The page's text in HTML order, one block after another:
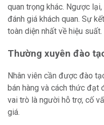
quan trọng khác. Ngược
đánh giá khách quan. Sự
toàn diện nhất về hiệu suất.
Thường xuyên đào
Nhân viên cần được đào
bán hàng và cách thức đạt
vai trò là người hỗ trợ, cố
giá.